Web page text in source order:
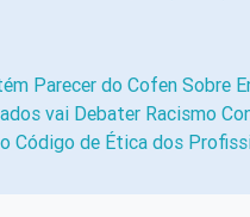
Parecer do Cofen Sobre
vai Debater Racismo
Código de Ética dos